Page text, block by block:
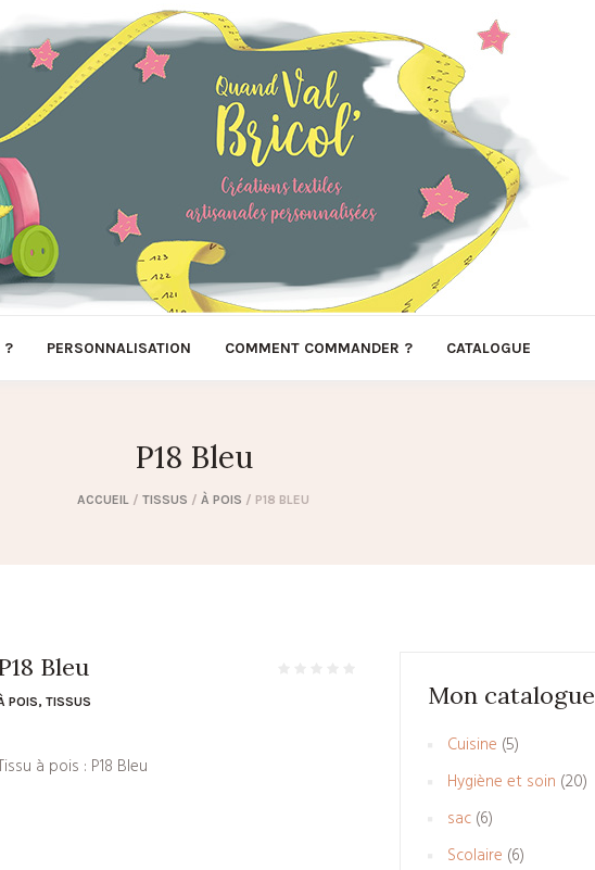
? PERSONNALISATION COMMENT COMMANDER ? CATALOGUE
P18 Bleu
ACCUEIL / TISSUS / À POIS / P18 BLEU
Bleu
POIS,TISSUS
à pois : P18 Bleu
Mon catalogue
Cuisine 55
produits
Hygiène et soin 2020
sac 66
produits
Scolaire 66